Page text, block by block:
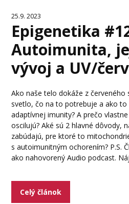
25.9. 2023
Epigenetika
Autoimunita,
vývoj a UV/
Ako naše telo dokáže z červeného
svetlo, čo na to potrebuje a ako to
adaptívnej imunity? A prečo
oscilujú? Aké sú 2 hlavné dôvody,
zabúdajú, pre ktoré to
s autoimunitným ochorením? P.S.
ako nahovorený Audio podcast.
Celý článok